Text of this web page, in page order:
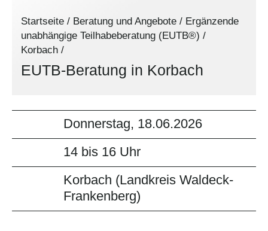
Startseite / Beratung und Angebote / Ergänzende
unabhängige Teilhabeberatung (EUTB®) /
Korbach /
EUTB-Beratung in Korbach
Donnerstag, 18.06.2026
14 bis 16 Uhr
Korbach (Landkreis Waldeck-
Frankenberg)